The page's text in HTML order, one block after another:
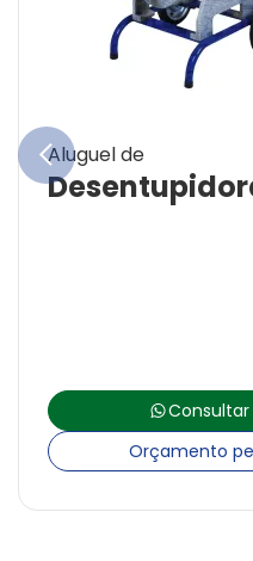
Aluguel de
Consultar
Orçamento
chevron_left